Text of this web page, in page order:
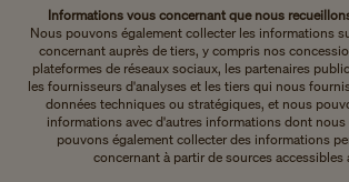
Informations vous concernant que nous
Nous pouvons également collecter les informations
concernant auprès de tiers, y compris nos
plateformes de réseaux sociaux, les partenaires
les fournisseurs d'analyses et les tiers qui nous
données techniques ou stratégiques, et nous
informations avec d'autres informations dont
pouvons également collecter des informations
concernant à partir de sources accessibles